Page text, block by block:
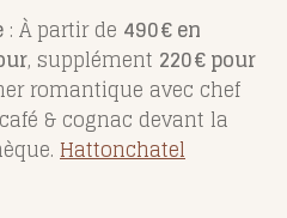
: À partir de 490 € en
, supplément 220 € pour
romantique avec chef
& cognac devant la
Hattonchatel